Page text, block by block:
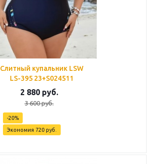
Слитный купальник LSW
LS-395 23+S024511
2 880руб.
3 600руб.
-20%
Экономия 720руб.